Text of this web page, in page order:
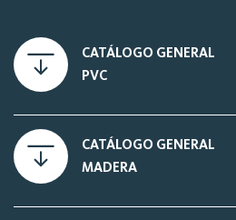
CATÁLOGO GENERAL
PVC
CATÁLOGO GENERAL
MADERA